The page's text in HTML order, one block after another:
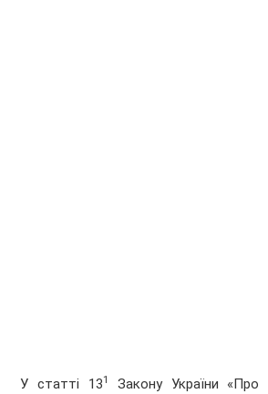
У статті 131
Закону України «Про